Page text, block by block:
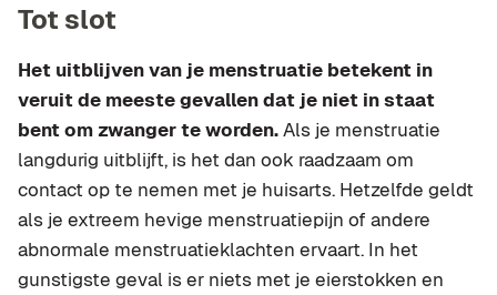
Tot slot
Het uitblijven van je menstruatie betekent in
veruit de meeste gevallen dat je niet in staat
bent om zwanger te worden.Als je menstruatie
langdurig uitblijft, is het dan ook raadzaam om
contact op te nemen met je huisarts. Hetzelfde geldt
als je extreem hevige menstruatiepijn of andere
abnormale menstruatieklachten ervaart. In het
gunstigste geval is er niets met je eierstokken en